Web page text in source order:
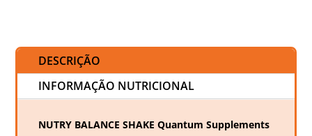
DESCRIÇÃO
INFORMAÇÃO NUTRICIONAL
NUTRY BALANCE SHAKE Quantum Supplements